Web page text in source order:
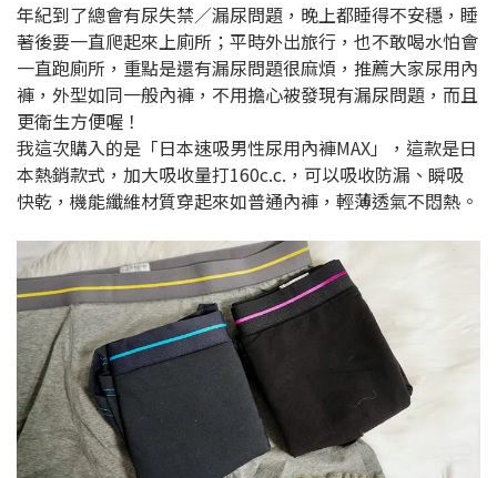
年紀到了總會有尿失禁／漏尿問題，晚上都睡得不安穩，睡
著後要一直爬起來上廁所；平時外出旅行，也不敢喝水怕會
一直跑廁所，重點是還有漏尿問題很麻煩，推薦大家尿用內
褲，外型如同一般內褲，不用擔心被發現有漏尿問題，而且
更衛生方便喔！
我這次購入的是「日本速吸男性尿用內褲MAX」，這款是日
本熱銷款式，加大吸收量打160c.c.，可以吸收防漏、瞬吸
快乾，機能纖維材質穿起來如普通內褲，輕薄透氣不悶熱。